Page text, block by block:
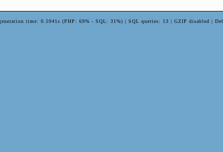
time: 0.5941s (PHP: 69% - SQL: 31%) | SQL queries: 13 | GZIP disabled |